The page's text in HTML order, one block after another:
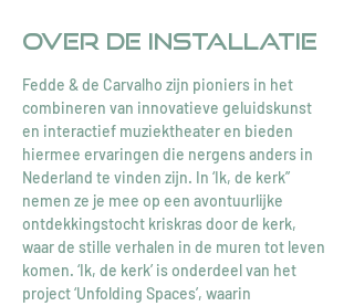
Over de installatie
Fedde & de Carvalho zijn pioniers in het
combineren van innovatieve geluidskunst
en interactief muziektheater en bieden
hiermee ervaringen die nergens anders in
Nederland te vinden zijn. In ‘Ik, de kerk”
nemen ze je mee op een avontuurlijke
ontdekkingstocht kriskras door de kerk,
waar de stille verhalen in de muren tot leven
komen. ‘Ik, de kerk’ is onderdeel van het
project ‘Unfolding Spaces’, waarin